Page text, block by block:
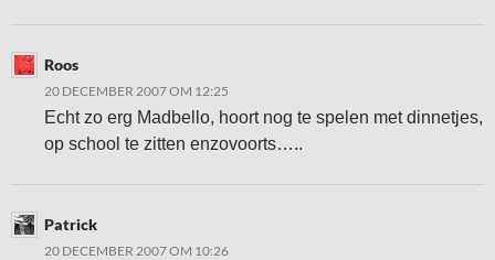
Roos
20 DECEMBER 2007 OM 12:25
Echt zo erg Madbello, hoort nog te spelen met dinnetjes,
op school te zitten enzovoorts…..
Patrick
20 DECEMBER 2007 OM 10:26